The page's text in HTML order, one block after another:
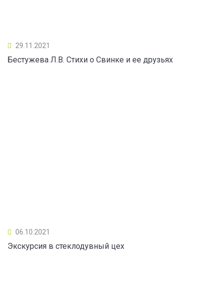
29.11.2021
Бестужева Л.В. Стихи о Свинке и ее друзьях
06.10.2021
Экскурсия в стеклодувный цех